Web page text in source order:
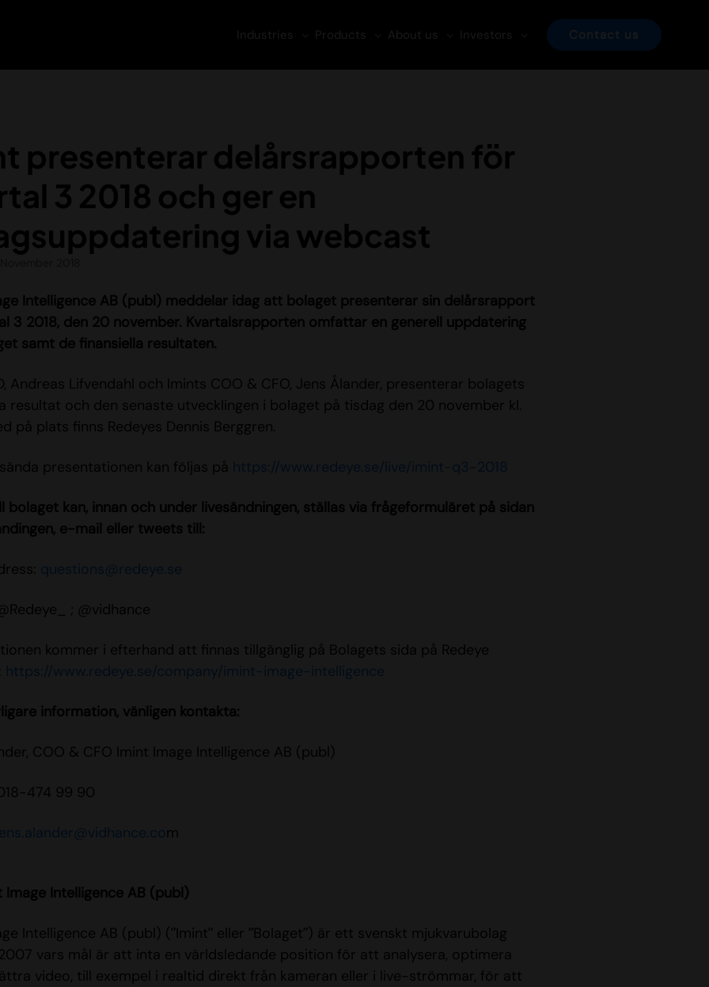
Industries Products About us Investors Contact us
presenterar delårsrapporten för
3 2018 och ger en
via webcast
Intelligence AB (publ) meddelar idag att bolaget presenterar sin delårsrapport
3 2018, den 20 november. Kvartalsrapporten omfattar en generell uppdatering
samt de finansiella resultaten.
Andreas Lifvendahl och Imints COO & CFO, Jens Ålander, presenterar bolagets
resultat och den senaste utvecklingen i bolaget på tisdag den 20 november kl.
på plats finns Redeyes Dennis Berggren.
presentationen kan följas på https://www.redeye.se/live/imint-q3-2018
bolaget kan, innan och under livesändningen, ställas via frågeformuläret på sidan
e-mail eller tweets till:
questions@redeye.se
; @vidhance
kommer i efterhand att finnas tillgänglig på Bolagets sida på Redeye
https://www.redeye.se/company/imint-image-intelligence
information, vänligen kontakta:
COO & CFO Imint Image Intelligence AB (publ)
474 99 90
m
Image Intelligence AB (publ)
Intelligence AB (publ) (”Imint” eller ”Bolaget”) är ett svenskt mjukvarubolag
vars mål är att inta en världsledande position för att analysera, optimera
video, till exempel i realtid direkt från kameran eller i live-strömmar, för att